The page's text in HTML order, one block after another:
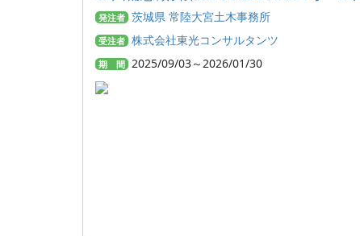
発注者 茨城県 常陸大宮土木事務所
受注者 株式会社東光コンサルタンツ
期 間 2025/09/03～2026/01/30